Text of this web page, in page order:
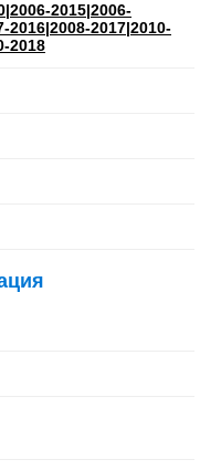
2015|2006-
2016|2008-2017|2010-
2018